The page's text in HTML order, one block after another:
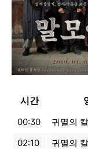
시간
00:30 귀멸의
02:10
귀멸의